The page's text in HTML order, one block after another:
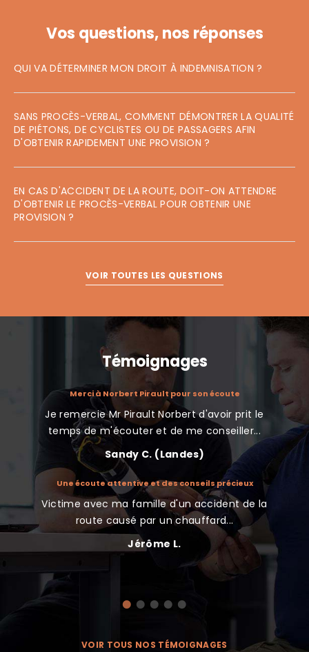
Vos questions, nos réponses
QUI VA DÉTERMINER MON DROIT À INDEMNISATION ?
SANS PROCÈS-VERBAL, COMMENT DÉMONTRER LA QUALITÉ
DE PIÉTONS, DE CYCLISTES OU DE PASSAGERS AFIN
D'OBTENIR RAPIDEMENT UNE PROVISION ?
EN CAS D'ACCIDENT DE LA ROUTE, DOIT-ON ATTENDRE
D'OBTENIR LE PROCÈS-VERBAL POUR OBTENIR UNE
PROVISION ?
VOIR TOUTES LES QUESTIONS
Témoignages
Merci à Norbert Pirault pour son écoute
Je remercie Mr Pirault Norbert d'avoir prit le
temps de m'écouter et de me conseiller...
Sandy C. (Landes)
Une écoute attentive et des conseils précieux
Victime avec ma famille d'un accident de la
route causé par un chauffard...
Jérôme L.
J'ai
VOIR TOUS NOS TÉMOIGNAGES